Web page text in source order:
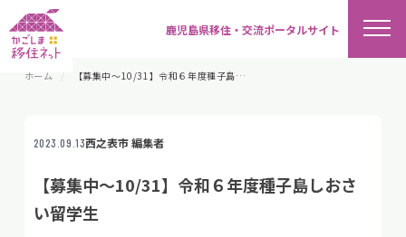
鹿児島県移住・交流ポータルサイト
ホーム 【募集中～10/31】令和６年度種子島しおさい留学生
2023.09.13西之表市 編集者
【募集中～10/31】令和６年度種子島しおさ
い留学生